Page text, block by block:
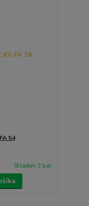
54
Skladom 2 bal